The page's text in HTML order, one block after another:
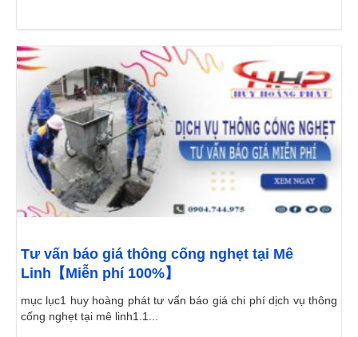
Tư vấn báo giá thông cống nghẹt tại Mê
Linh【Miễn phí 100%】
mục lục1 huy hoàng phát tư vấn báo giá chi phí dịch vụ thông
cống nghẹt tại mê linh1.1...